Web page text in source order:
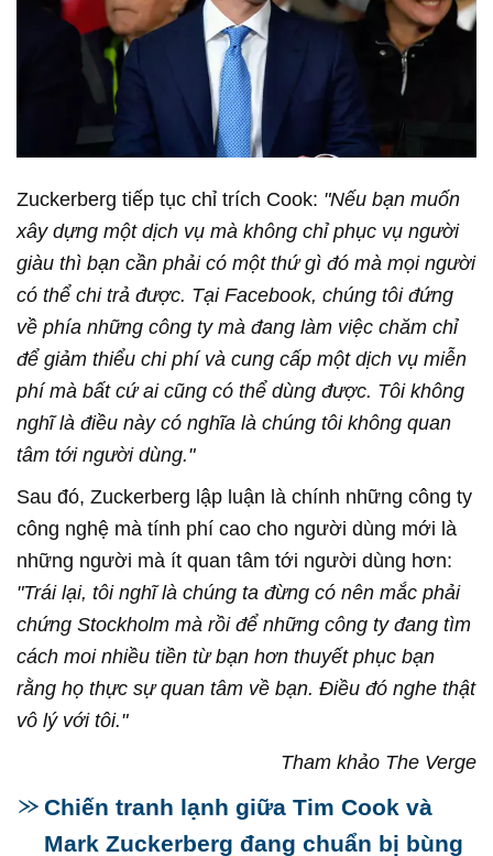
Zuckerberg tiếp tục chỉ trích Cook: "Nếu bạn muốn
xây dựng một dịch vụ mà không chỉ phục vụ người
giàu thì bạn cần phải có một thứ gì đó mà mọi người
có thể chi trả được. Tại Facebook, chúng tôi đứng
về phía những công ty mà đang làm việc chăm chỉ
để giảm thiểu chi phí và cung cấp một dịch vụ miễn
phí mà bất cứ ai cũng có thể dùng được. Tôi không
nghĩ là điều này có nghĩa là chúng tôi không quan
tâm tới người dùng."
Sau đó, Zuckerberg lập luận là chính những công ty
công nghệ mà tính phí cao cho người dùng mới là
những người mà ít quan tâm tới người dùng hơn:
"Trái lại, tôi nghĩ là chúng ta đừng có nên mắc phải
chứng Stockholm mà rồi để những công ty đang tìm
cách moi nhiều tiền từ bạn hơn thuyết phục bạn
rằng họ thực sự quan tâm về bạn. Điều đó nghe thật
vô lý với tôi."
Tham khảo The Verge
Chiến tranh lạnh giữa Tim Cook và
Mark Zuckerberg đang chuẩn bị bùng